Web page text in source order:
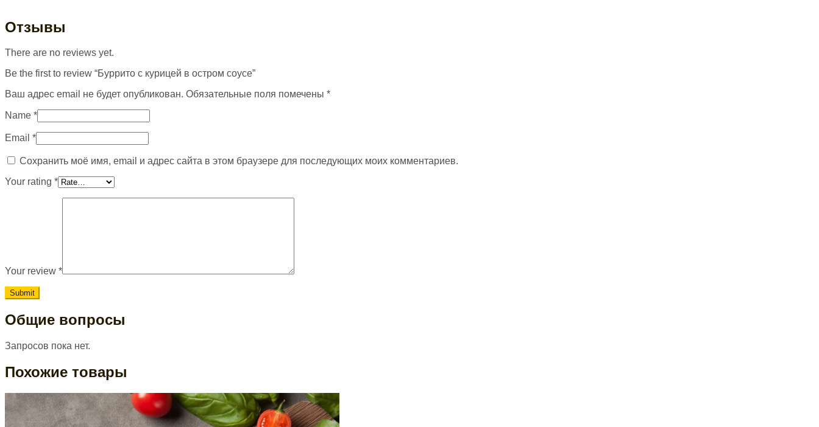
Отзывы
There are no reviews yet.
Be the first to review “Буррито с курицей в остром соусе”
Ваш адрес email не будет опубликован. Обязательные поля помечены *
Name *
Email *
Сохранить моё имя, email и адрес сайта в этом браузере для последующих моих комментариев.
Your rating *
Your review *
Общие вопросы
Запросов пока нет.
Похожие товары